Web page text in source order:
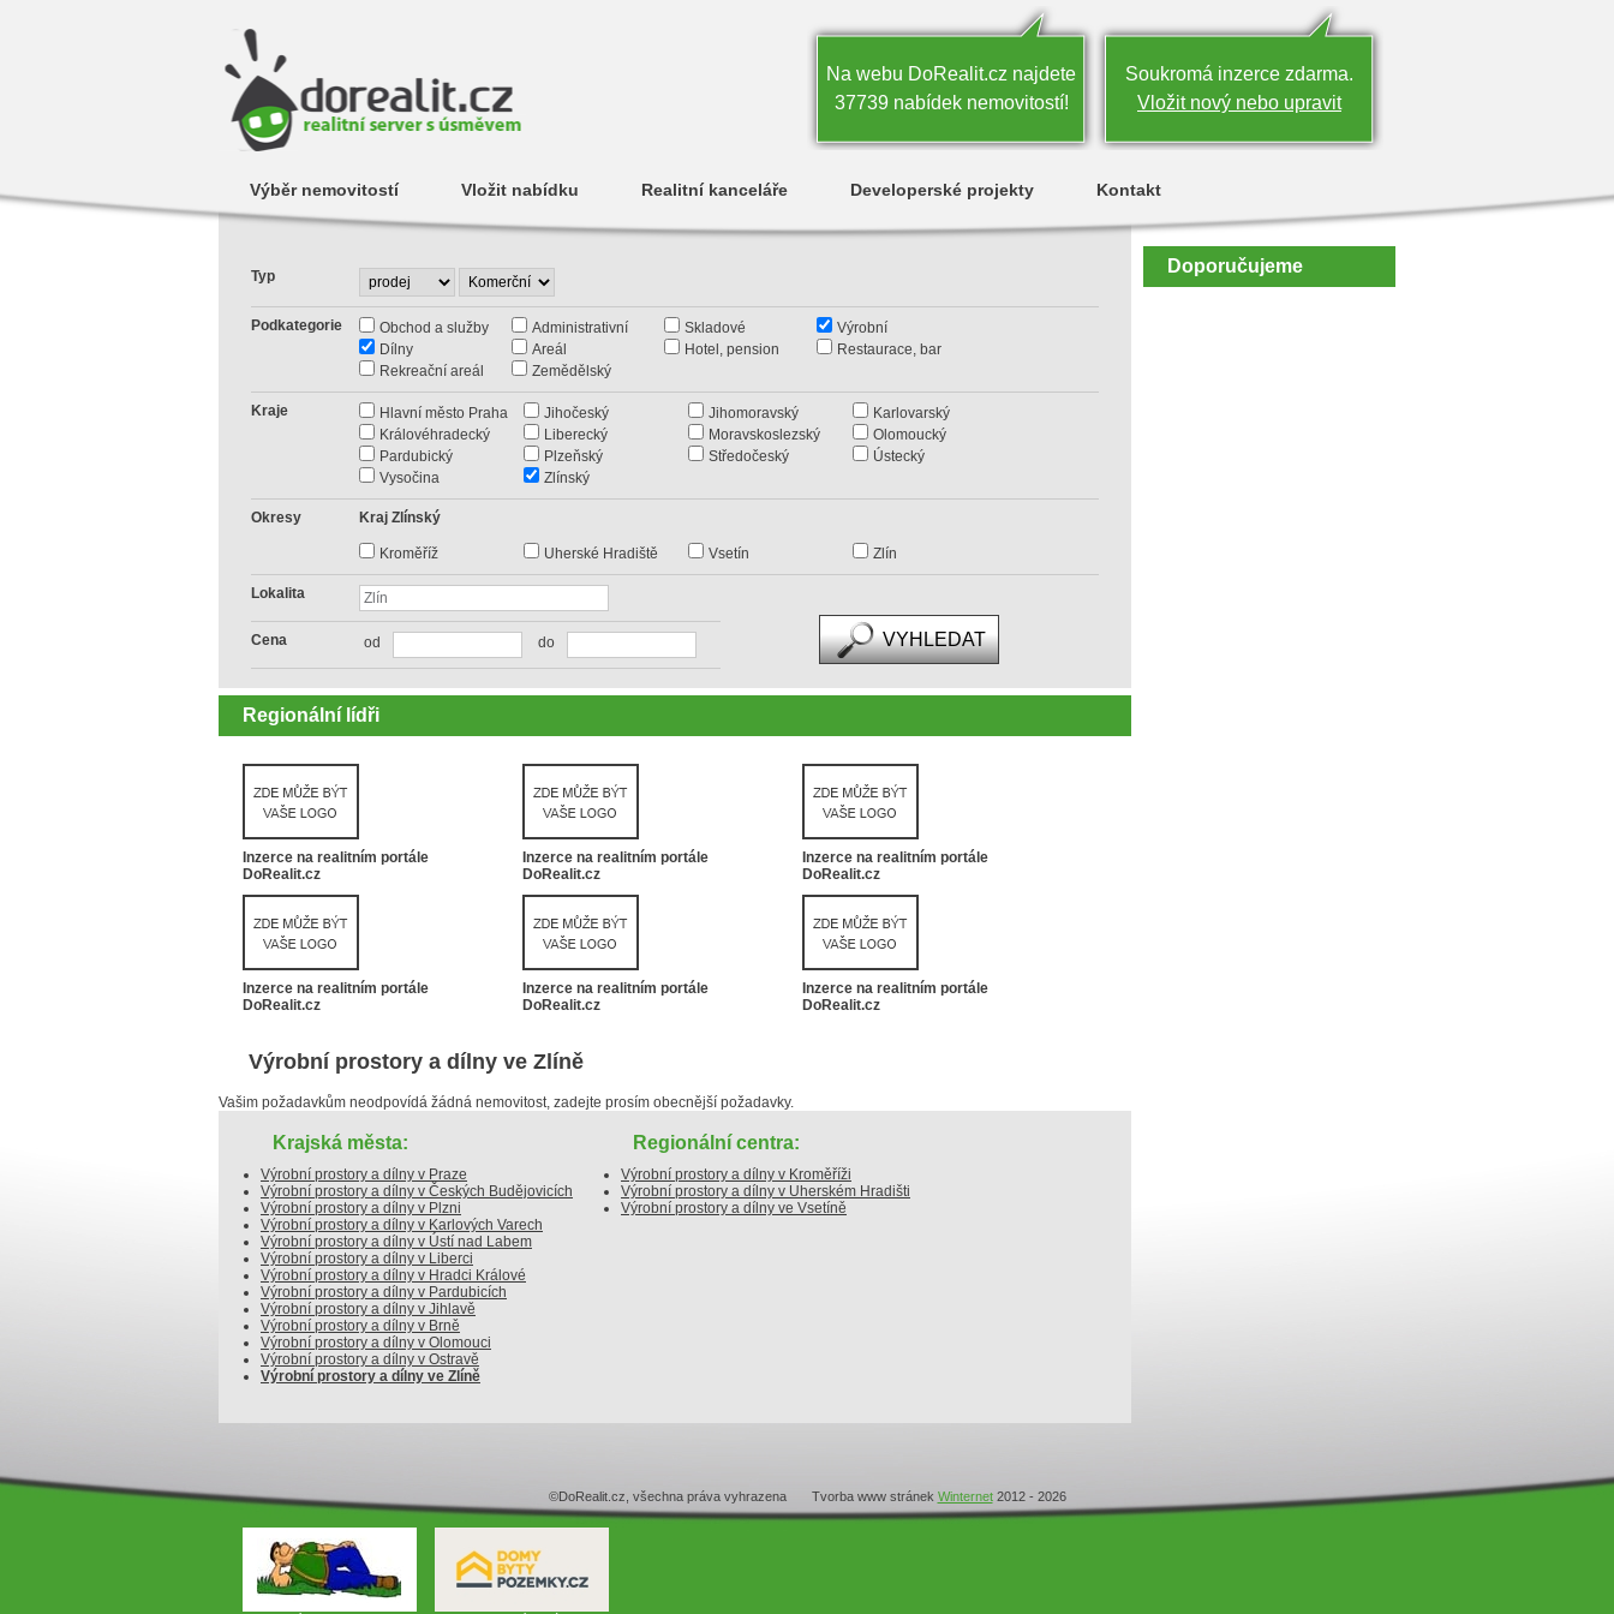
Na webu DoRealit.cz najdete
37739 nabídek nemovitostí!
Soukromá inzerce zdarma.
Vložit nový nebo upravit
Výběr nemovitostí Vložit nabídku Realitní kanceláře Developerské projekty Kontakt
Typ
Podkategorie Obchod a služby Administrativní Skladové
Výrobní
Dílny
Areál Hotel, pension
Restaurace, bar
Rekreační areál
Zemědělský
Kraje Hlavní město Praha Jihočeský Jihomoravský
Karlovarský
Královéhradecký
Liberecký Moravskoslezský
Olomoucký
Pardubický
Plzeňský Středočeský
Ústecký
Vysočina
Zlínský
Okresy Kraj Zlínský
Kroměříž Uherské Hradiště Vsetín Zlín
Lokalita
Cena od do
Regionální lídři
Inzerce na realitním portále
DoRealit.cz
Inzerce na realitním portále
DoRealit.cz
Inzerce na realitním portále
DoRealit.cz
Inzerce na realitním portále
DoRealit.cz
Inzerce na realitním portále
DoRealit.cz
Inzerce na realitním portále
DoRealit.cz
Výrobní prostory a dílny ve Zlíně
Vašim požadavkům neodpovídá žádná nemovitost, zadejte prosím obecnější požadavky.
Krajská města:
Výrobní prostory a dílny v Praze
Výrobní prostory a dílny v Českých Budějovicích
Výrobní prostory a dílny v Plzni
Výrobní prostory a dílny v Karlových Varech
Výrobní prostory a dílny v Ústí nad Labem
Výrobní prostory a dílny v Liberci
Výrobní prostory a dílny v Hradci Králové
Výrobní prostory a dílny v Pardubicích
Výrobní prostory a dílny v Jihlavě
Výrobní prostory a dílny v Brně
Výrobní prostory a dílny v Olomouci
Výrobní prostory a dílny v Ostravě
Výrobní prostory a dílny ve Zlíně
Regionální centra:
Výrobní prostory a dílny v Kroměříži
Výrobní prostory a dílny v Uherském Hradišti
Výrobní prostory a dílny ve Vsetíně
Doporučujeme
©DoRealit.cz, všechna práva vyhrazena Tvorba www stránek Winternet2012 - 2026